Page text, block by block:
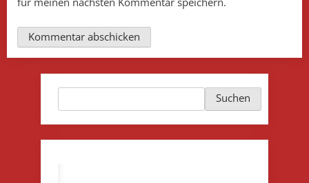
Suchen